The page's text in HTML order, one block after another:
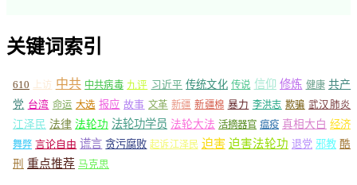
关键词索引
610 上访 中共 中共病毒 九评 习近平 传统文化 传说 信仰 修炼 健康 共产
党 台湾 命运 大选 报应 故事 文革 新疆 新疆棉 暴力 李洪志 欺骗 武汉肺炎
江泽民 法律 法轮功 法轮功学员 法轮大法 活摘器官 瘟疫 真相大白 经济
舞弊 言论自由 谎言 贪污腐败 起诉江泽民 迫害 迫害法轮功 退党 邪教 酷
刑 重点推荐 马克思